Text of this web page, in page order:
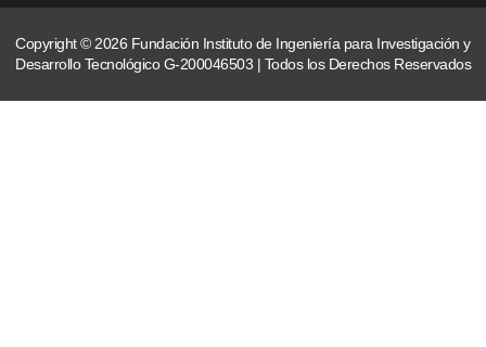
Copyright © 2026 Fundación Instituto de Ingeniería para Investigación y
Desarrollo Tecnológico G-200046503 | Todos los Derechos Reservados